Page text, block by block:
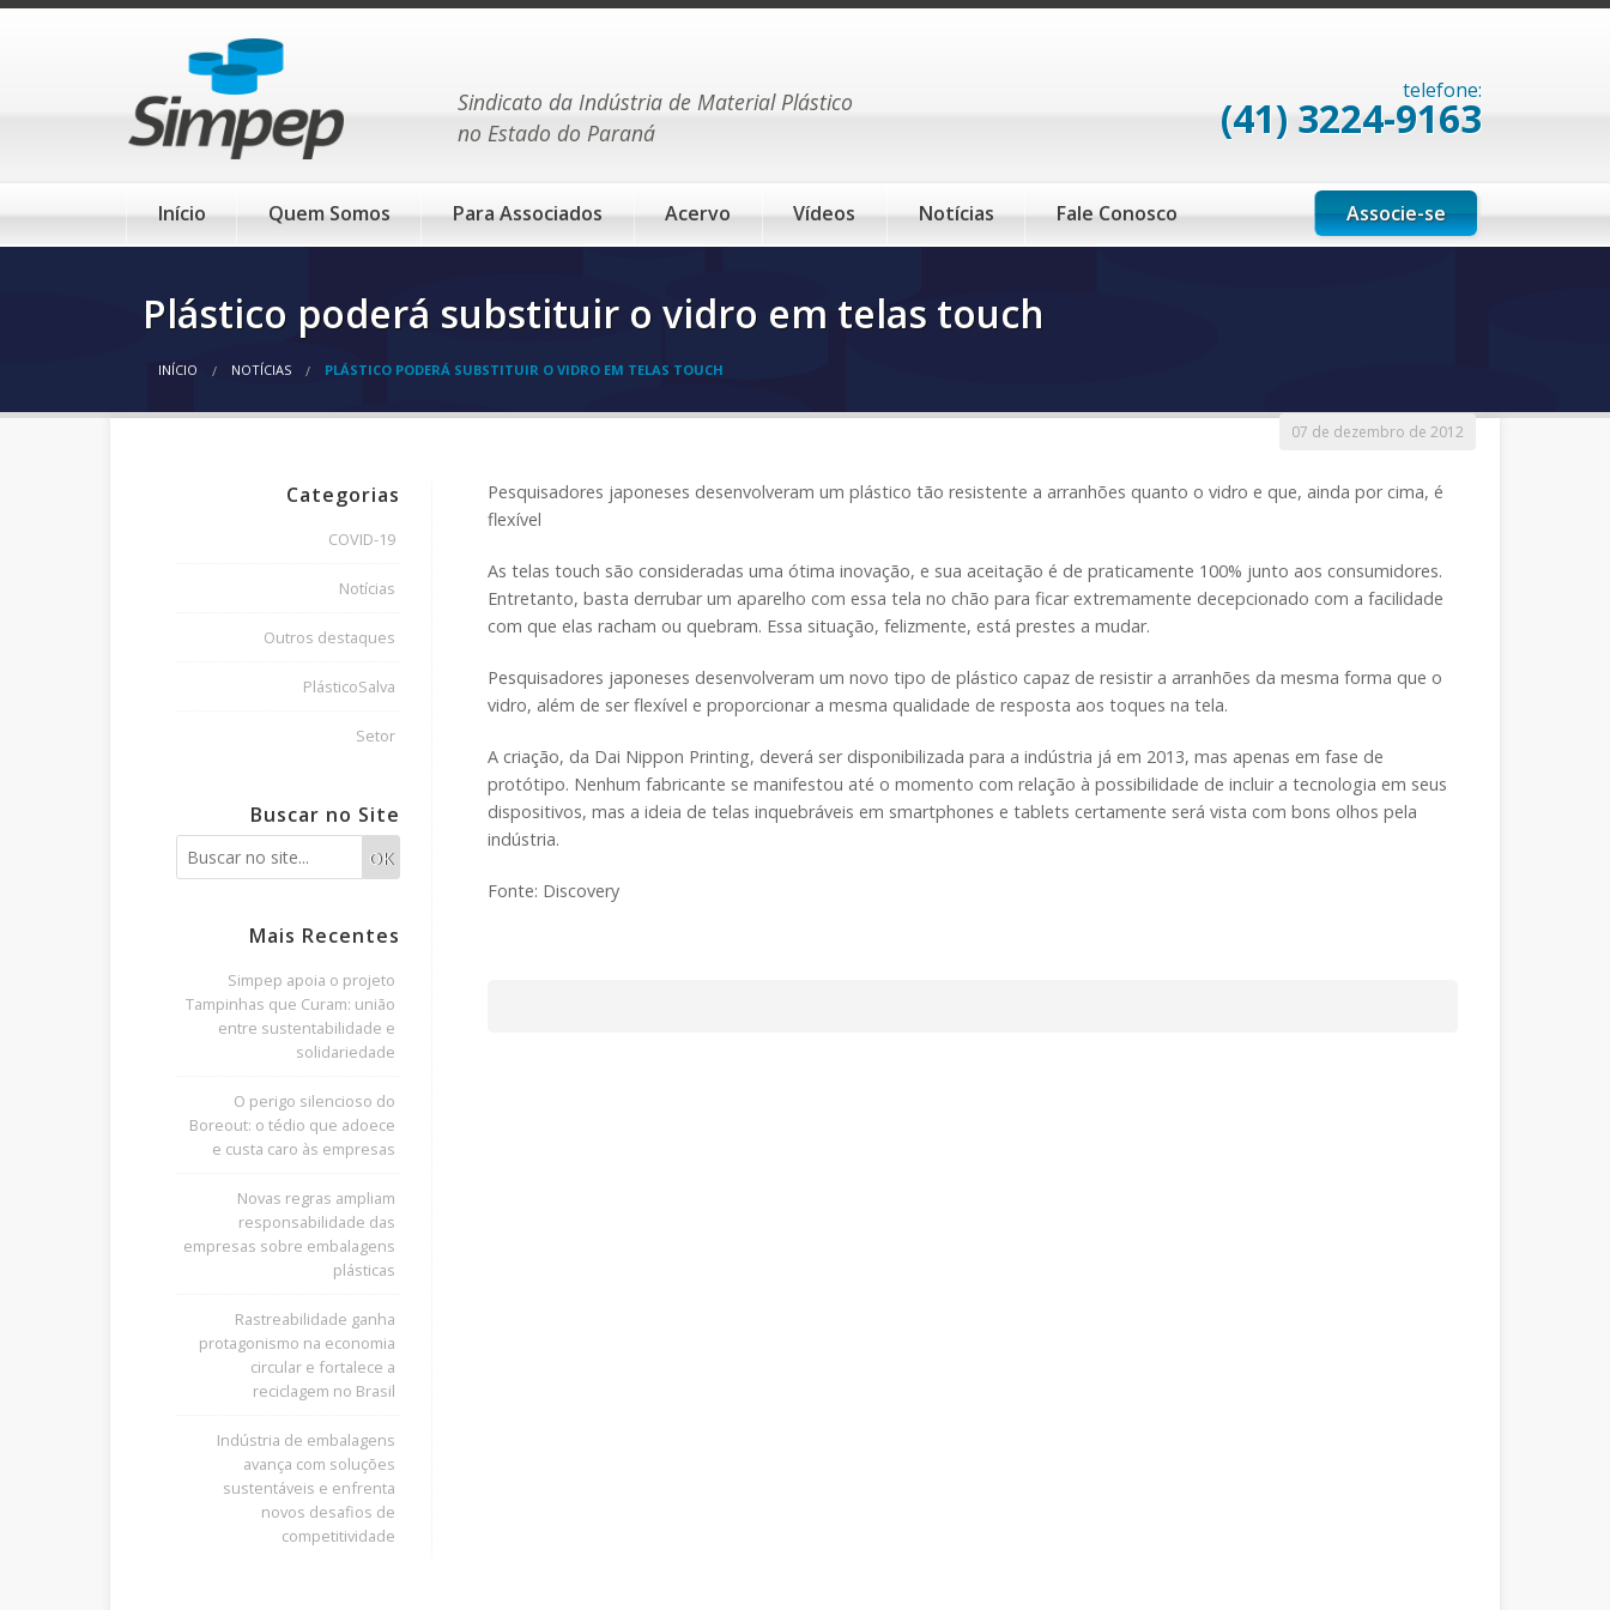
Sindicato da Indústria de Material Plástico
no Estado do Paraná
telefone:
(41) 3224-9163
Início Quem Somos Para Associados Acervo Vídeos Notícias Fale Conosco Associe-se
Plástico poderá substituir o vidro em telas touch
INÍCIO NOTÍCIAS PLÁSTICO PODERÁ SUBSTITUIR O VIDRO EM TELAS TOUCH
Categorias
COVID-19
Notícias
Outros destaques
PlásticoSalva
Setor
Buscar no Site
OK
Mais Recentes
Simpep apoia o projeto
Tampinhas que Curam: união
entre sustentabilidade e
solidariedade
O perigo silencioso do
Boreout: o tédio que adoece
e custa caro às empresas
Novas regras ampliam
responsabilidade das
empresas sobre embalagens
plásticas
Rastreabilidade ganha
protagonismo na economia
circular e fortalece a
reciclagem no Brasil
Indústria de embalagens
avança com soluções
sustentáveis e enfrenta
novos desafios de
competitividade
07 de dezembro de 2012
Pesquisadores japoneses desenvolveram um plástico tão resistente a arranhões quanto o vidro e que, ainda por cima, é
flexível
As telas touch são consideradas uma ótima inovação, e sua aceitação é de praticamente 100% junto aos consumidores.
Entretanto, basta derrubar um aparelho com essa tela no chão para ficar extremamente decepcionado com a facilidade
com que elas racham ou quebram. Essa situação, felizmente, está prestes a mudar.
Pesquisadores japoneses desenvolveram um novo tipo de plástico capaz de resistir a arranhões da mesma forma que o
vidro, além de ser flexível e proporcionar a mesma qualidade de resposta aos toques na tela.
A criação, da Dai Nippon Printing, deverá ser disponibilizada para a indústria já em 2013, mas apenas em fase de
protótipo. Nenhum fabricante se manifestou até o momento com relação à possibilidade de incluir a tecnologia em seus
dispositivos, mas a ideia de telas inquebráveis em smartphones e tablets certamente será vista com bons olhos pela
indústria.
Fonte: Discovery